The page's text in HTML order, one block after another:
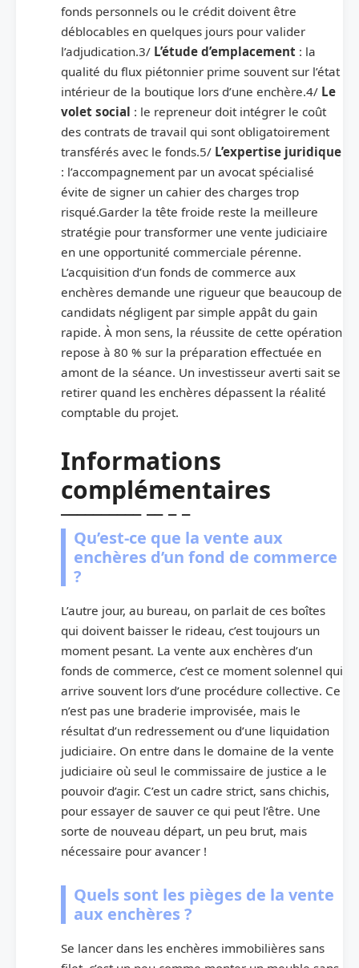
fonds personnels ou le crédit doivent être
déblocables en quelques jours pour valider
l’adjudication.3/ L’étude d’emplacement : la
qualité du flux piétonnier prime souvent sur l’état
intérieur de la boutique lors d’une enchère.4/ Le
volet social : le repreneur doit intégrer le coût
des contrats de travail qui sont obligatoirement
transférés avec le fonds.5/ L’expertise juridique
: l’accompagnement par un avocat spécialisé
évite de signer un cahier des charges trop
risqué.Garder la tête froide reste la meilleure
stratégie pour transformer une vente judiciaire
en une opportunité commerciale pérenne.
L’acquisition d’un fonds de commerce aux
enchères demande une rigueur que beaucoup de
candidats négligent par simple appât du gain
rapide. À mon sens, la réussite de cette opération
repose à 80 % sur la préparation effectuée en
amont de la séance. Un investisseur averti sait se
retirer quand les enchères dépassent la réalité
comptable du projet.
Informations
complémentaires
Qu’est-ce que la vente aux
enchères d’un fond de commerce
?
L’autre jour, au bureau, on parlait de ces boîtes
qui doivent baisser le rideau, c’est toujours un
moment pesant. La vente aux enchères d’un
fonds de commerce, c’est ce moment solennel qui
arrive souvent lors d’une procédure collective. Ce
n’est pas une braderie improvisée, mais le
résultat d’un redressement ou d’une liquidation
judiciaire. On entre dans le domaine de la vente
judiciaire où seul le commissaire de justice a le
pouvoir d’agir. C’est un cadre strict, sans chichis,
pour essayer de sauver ce qui peut l’être. Une
sorte de nouveau départ, un peu brut, mais
nécessaire pour avancer !
Quels sont les pièges de la vente
aux enchères ?
Se lancer dans les enchères immobilières sans